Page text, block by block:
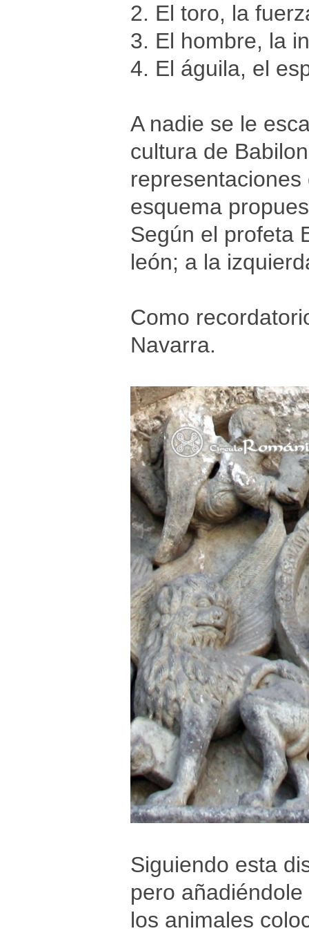
2. El toro, la
3. El hombre, la
4. El águila, el
A nadie se le
cultura de
esquema
Según el profeta
león; a la
Como
Navarra.
Siguiendo esta
pero
los animales